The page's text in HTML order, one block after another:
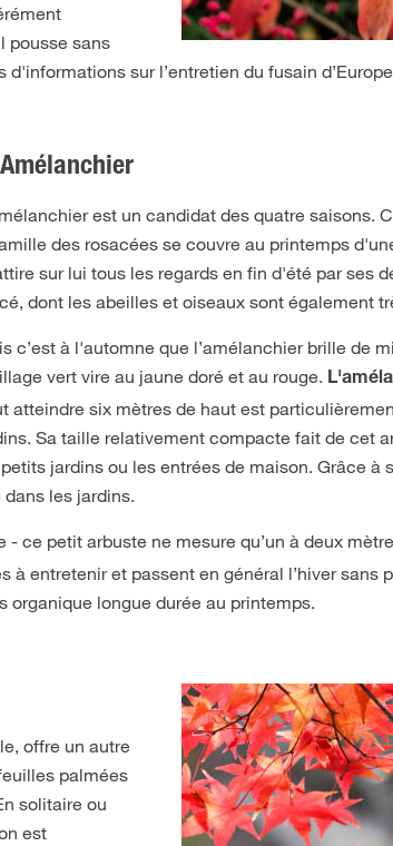
pousse sans
d'informations sur l’entretien du fusain
est un candidat des quatre saisons.
des rosacées se couvre au printemps
sur lui tous les regards en fin d'été par ses
dont les abeilles et oiseaux sont également
c’est à l'automne que l’amélanchier brille de
vert vire au jaune doré et au rouge.
atteindre six mètres de haut est
Sa taille relativement compacte fait de cet
jardins ou les entrées de maison. Grâce à
les jardins.
- ce petit arbuste ne mesure qu’un à deux
entretenir et passent en général l’hiver sans
longue durée au printemps.
offre un autre
palmées
solitaire ou
est